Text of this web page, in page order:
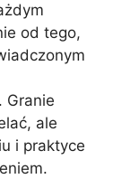
od tego,
Granie
ale
i praktyce